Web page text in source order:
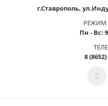
г.Ставрополь,
РЕЖИМ
Пн - Вс:
8